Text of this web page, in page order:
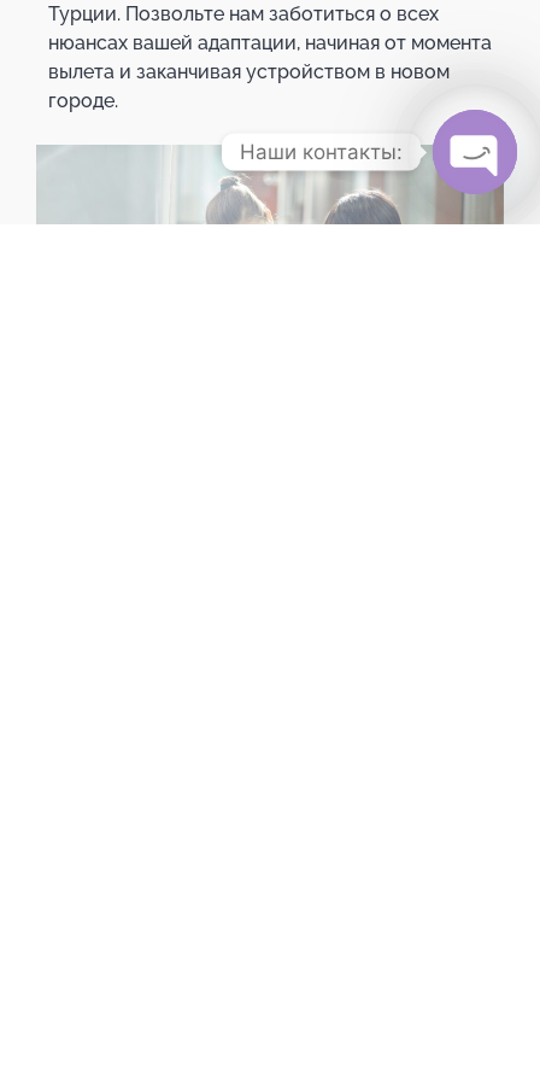
Турции. Позвольте нам заботиться о всех
нюансах вашей адаптации, начиная от момента
вылета и заканчивая устройством в новом
городе.
Наши контакты: